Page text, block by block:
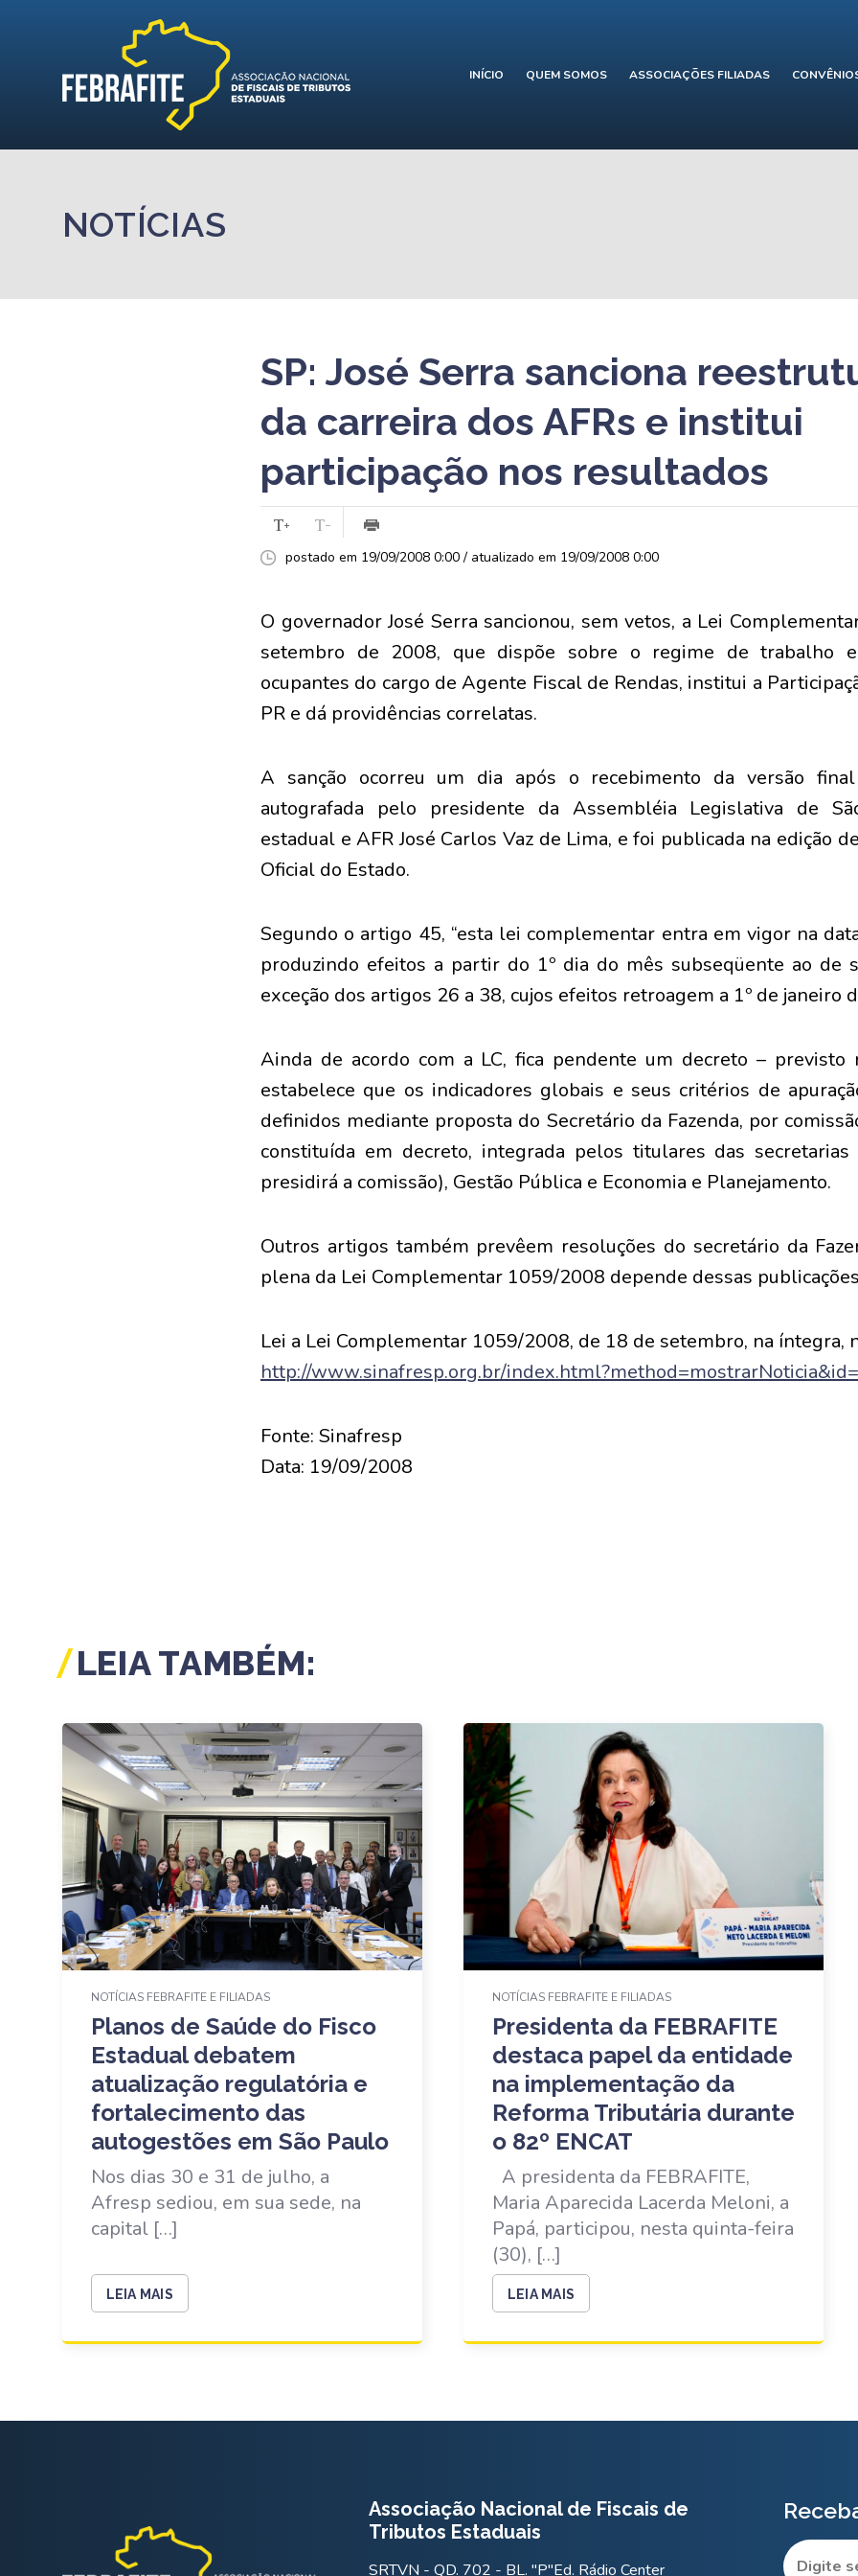
INÍCIO QUEM SOMOS ASSOCIAÇÕES FILIADAS
NOTÍCIAS
SP: José Serra sanciona
da carreira dos AFRs e institui
participação nos resultados
postado em 19/09/2008 0:00 / atualizado em 19/09/2008 0:00
O governador José Serra sancionou, sem vetos, a Lei
setembro de 2008, que dispõe sobre o regime de trabalho e
ocupantes do cargo de Agente Fiscal de Rendas, institui a
PR e dá providências correlatas.
A sanção ocorreu um dia após o recebimento da versão
autografada pelo presidente da Assembléia Legislativa de
estadual e AFR José Carlos Vaz de Lima, e foi publicada na edição
Oficial do Estado.
Segundo o artigo 45, “esta lei complementar entra em vigor na
produzindo efeitos a partir do 1º dia do mês subseqüente ao de
exceção dos artigos 26 a 38, cujos efeitos retroagem a 1º de janeiro
Ainda de acordo com a LC, fica pendente um decreto –
estabelece que os indicadores globais e seus critérios de
definidos mediante proposta do Secretário da Fazenda, por
constituída em decreto, integrada pelos titulares das
presidirá a comissão), Gestão Pública e Economia e Planejamento.
Outros artigos também prevêem resoluções do secretário da
plena da Lei Complementar 1059/2008 depende dessas
Lei a Lei Complementar 1059/2008, de 18 de setembro, na íntegra,
http://www.sinafresp.org.br/
Fonte: Sinafresp
Data: 19/09/2008
LEIA TAMBÉM:
NOTÍCIAS FEBRAFITE E FILIADAS
Planos de Saúde do Fisco
Estadual debatem
atualização regulatória e
fortalecimento das
autogestões em São Paulo
Nos dias 30 e 31 de julho, a
Afresp sediou, em sua sede, na
capital […]
LEIA MAIS
NOTÍCIAS FEBRAFITE E FILIADAS
Presidenta da FEBRAFITE
destaca papel da entidade
na implementação da
Reforma Tributária durante
o 82º ENCAT
A presidenta da FEBRAFITE,
Maria Aparecida Lacerda Meloni, a
Papá, participou, nesta quinta-feira
(30), […]
LEIA MAIS
Associação Nacional de Fiscais de
Tributos Estaduais
SRTVN - QD. 702 - BL. "P"Ed. Rádio Center